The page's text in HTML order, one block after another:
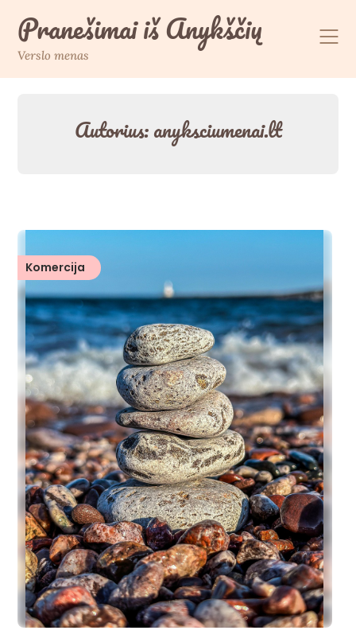
content
Pranešimai iš Anykščių
Verslo menas
Autorius:anyksciumenai.lt
Komercija